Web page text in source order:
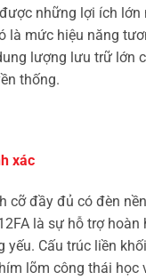
những lợi ích lớn
là mức hiệu năng
lượng lưu trữ lớn
thống.
xác
cỡ đầy đủ có đèn
là sự hỗ trợ hoàn
yếu. Cấu trúc liền
lõm công thái học